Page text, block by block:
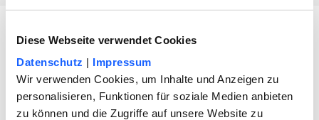
Diese Webseite verwendet Cookies
Datenschutz | Impressum
Wir verwenden Cookies, um Inhalte und Anzeigen zu
personalisieren, Funktionen für soziale Medien anbieten
zu können und die Zugriffe auf unsere Website zu